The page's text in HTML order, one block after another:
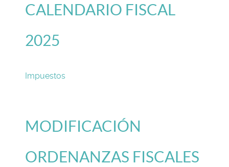
CALENDARIO FISCAL
2025
Impuestos
MODIFICACIÓN
ORDENANZAS FISCALES